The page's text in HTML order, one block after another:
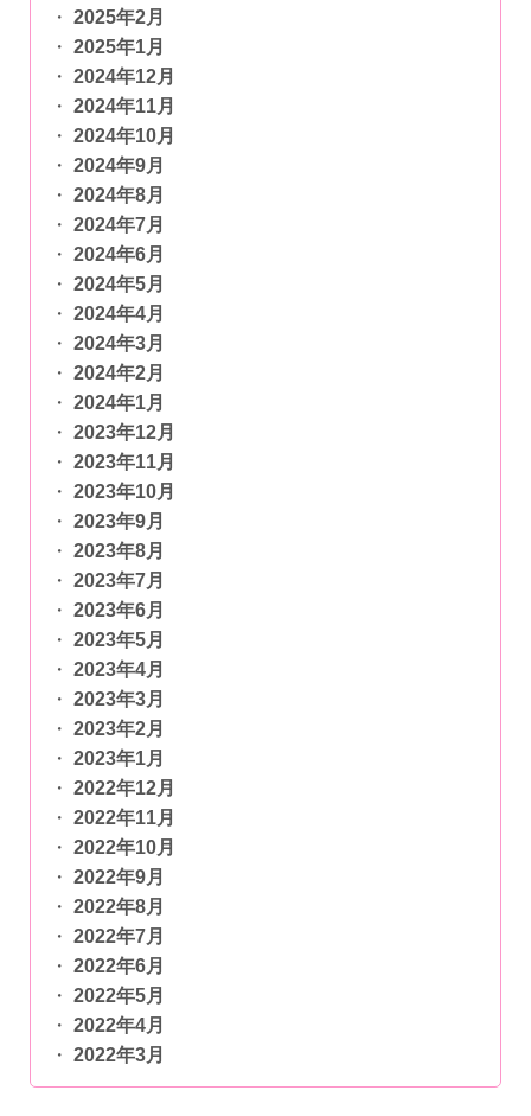
2025年2月
2025年1月
2024年12月
2024年11月
2024年10月
2024年9月
2024年8月
2024年7月
2024年6月
2024年5月
2024年4月
2024年3月
2024年2月
2024年1月
2023年12月
2023年11月
2023年10月
2023年9月
2023年8月
2023年7月
2023年6月
2023年5月
2023年4月
2023年3月
2023年2月
2023年1月
2022年12月
2022年11月
2022年10月
2022年9月
2022年8月
2022年7月
2022年6月
2022年5月
2022年4月
2022年3月